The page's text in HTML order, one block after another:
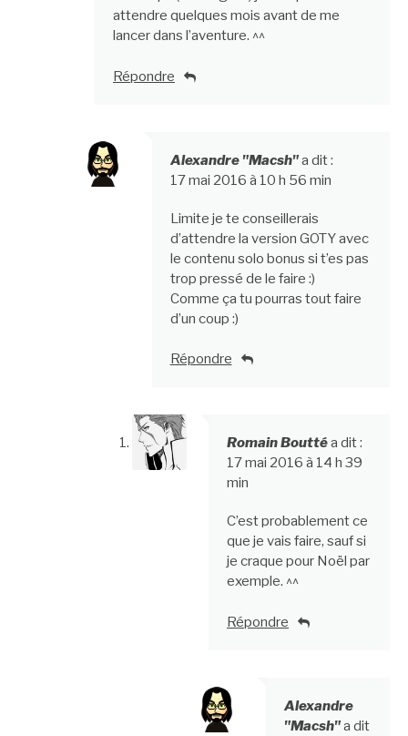
attendre quelques mois avant de me
lancer dans l’aventure. ^^
Répondre
Alexandre "Macsh"a dit :
17 mai 2016 à 10 h 56 min
Limite je te conseillerais
d’attendre la version GOTY avec
le contenu solo bonus si t’es pas
trop pressé de le faire :)
Comme ça tu pourras tout faire
d’un coup :)
Répondre
Romain Bouttéa dit :
17 mai 2016 à 14 h 39
min
C’est probablement ce
que je vais faire, sauf si
je craque pour Noël par
exemple. ^^
Répondre
Alexandre
"Macsh"a dit